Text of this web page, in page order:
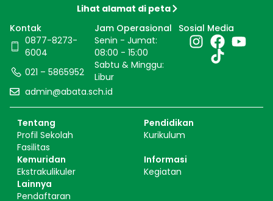
Lihat alamat di peta
Kontak
0877-8273-
6004
021 – 5865952
admin@abata.sch.id
Jam Operasional
Senin - Jumat:
08:00 - 15:00
Sabtu & Minggu:
Libur
Sosial Media
Tentang
Profil Sekolah
Fasilitas
Pendidikan
Kurikulum
Kemuridan
Ekstrakulikuler
Informasi
Kegiatan
Lainnya
Pendaftaran